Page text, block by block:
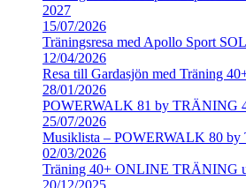
2027
15/07/2026
Träningsresa med Apollo Sport
12/04/2026
Resa till Gardasjön med Träning
28/01/2026
POWERWALK 81 by TRÄNING
25/07/2026
Musiklista – POWERWALK 80
02/03/2026
Träning 40+ ONLINE TRÄNING
20/12/2025